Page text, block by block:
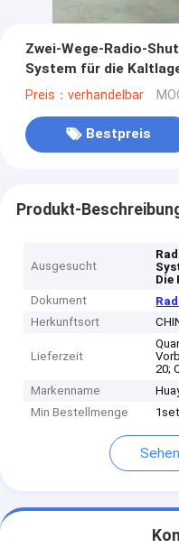
Zwei-Wege-Radio-
System für die
Preis：verhandelbar
Bestpreis
Produkt-
Ausgesucht
Die
Dokument
Herkunftsort
Lieferzeit
20;
Markenname
Min Bestellmenge
1set